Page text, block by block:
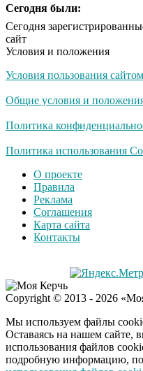
Скрытая камера
люди
Ролик длится
смеяться вы
Королева
оставит
Резиновая
дачи:
бетону, которую
Сегодня были:
Сегодня
сайт
Условия и положения
Условия пользования сайтом
Общие условия и
Политика
Политика использования
О проекте
Правила
Реклама
Соглашения
Карта сайта
Контакты
Copyright © 2013 - 2026
Мы используем файлы
Оставаясь на нашем сайте,
использования файлов
подробную информацию,